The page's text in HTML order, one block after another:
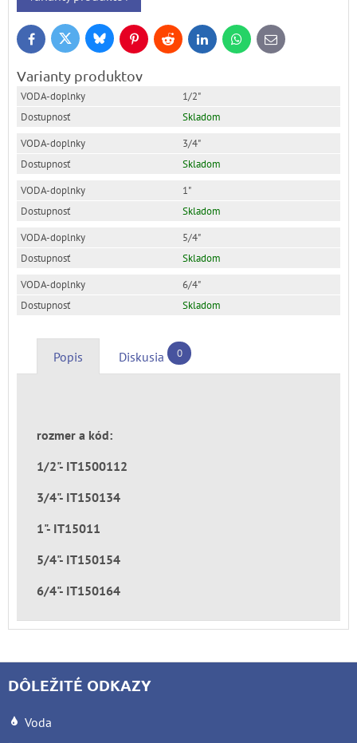
FacebookTwitter BlueskyPinterestReddit LinkedInWhatsApp
E-
mail
Varianty produktov
1/2"
Skladom
3/4"
Skladom
1"
Skladom
5/4"
Skladom
6/4"
Skladom
Popis Diskusia 0
rozmer a kód:
1/2"- IT1500112
3/4"- IT150134
1"- IT15011
5/4"- IT150154
6/4"- IT150164
DÔLEŽITÉ ODKAZY
Voda